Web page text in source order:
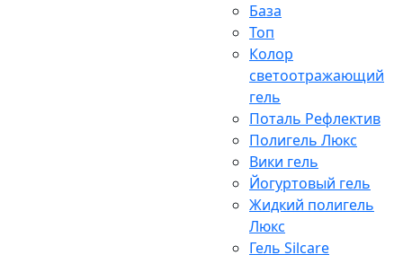
База
Топ
Колор
светоотражающий
гель
Поталь Рефлектив
Полигель Люкс
Вики гель
Йогуртовый гель
Жидкий полигель
Люкс
Гель Silcare